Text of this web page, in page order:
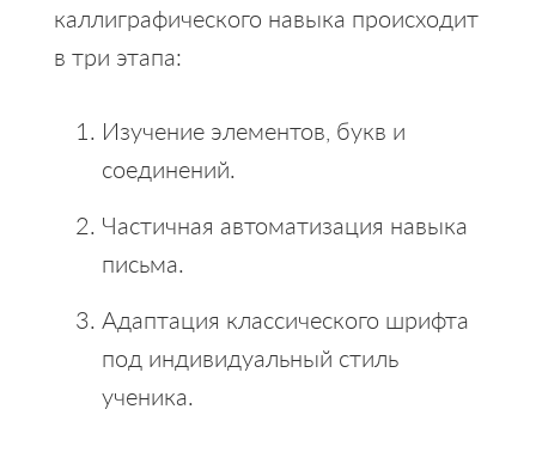
каллиграфического навыка происходит
в три этапа:
Изучение элементов, букв и
соединений.
Частичная автоматизация навыка
письма.
Адаптация классического шрифта
под индивидуальный стиль
ученика.